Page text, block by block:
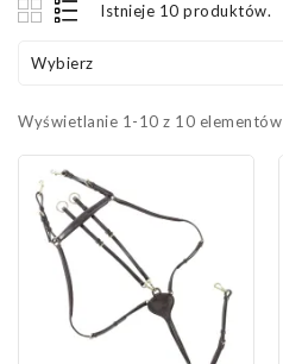
Istnieje 10 produktów.
Wybierz
Wyświetlanie 1-10 z 10 elementów